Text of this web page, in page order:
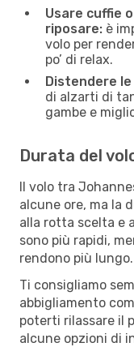
Usare cuffie
riposare: è
volo per
po’ di relax.
Distendere
di alzarti di
gambe e
Durata del
Il volo tra
alcune ore, ma la
alla rotta scelta e
sono più rapidi,
rendono più lungo.
Ti consigliamo
abbigliamento
poterti rilassare il
alcune opzioni di